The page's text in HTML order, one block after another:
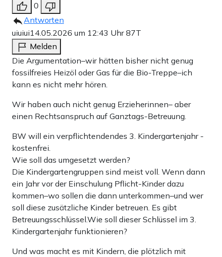
0
Antworten
uiuiui14.05.2026 um 12:43 Uhr87T
Melden
Die Argumentation–wir hätten bisher nicht genug
fossilfreies Heizöl oder Gas für die Bio-Treppe–ich
kann es nicht mehr hören.
Wir haben auch nicht genug Erzieherinnen– aber
einen Rechtsanspruch auf Ganztags-Betreuung.
BW will ein verpflichtendendes 3. Kindergartenjahr -
kostenfrei.
Wie soll das umgesetzt werden?
Die Kindergartengruppen sind meist voll. Wenn dann
ein Jahr vor der Einschulung Pflicht-Kinder dazu
kommen–wo sollen die dann unterkommen–und wer
soll diese zusätzliche Kinder betreuen. Es gibt
Betreuungsschlüssel.Wie soll dieser Schlüssel im 3.
Kindergartenjahr funktionieren?
Und was macht es mit Kindern, die plötzlich mit